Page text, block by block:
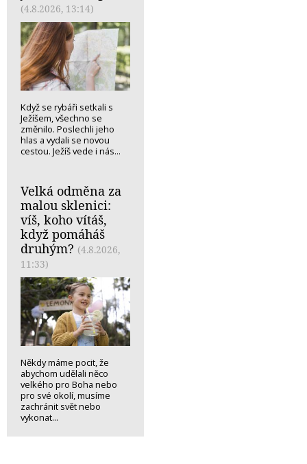
(4.8.2026, 13:14)
Když se rybáři setkali s
Ježíšem, všechno se
změnilo. Poslechli jeho
hlas a vydali se novou
cestou. Ježíš vede i nás...
Velká odměna za
malou sklenici:
víš, koho vítáš,
když pomáháš
druhým? (4.8.2026,
11:33)
Někdy máme pocit, že
abychom udělali něco
velkého pro Boha nebo
pro své okolí, musíme
zachránit svět nebo
vykonat...